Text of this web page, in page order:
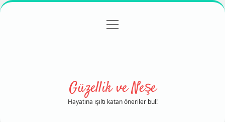
Gizlilik Politikası
menüyü
Güzellik ve Neşe
Hayatına ışıltı katan öneriler bul!